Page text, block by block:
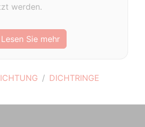
DICHTRINGE
werden.
Lesen Sie mehr